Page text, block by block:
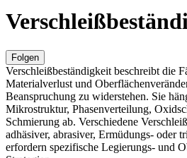
Folgen
Verschleißbeständigkeit beschreibt die
Materialverlust und
Beanspruchung zu widerstehen. Sie
Mikrostruktur, Phasenverteilung,
Schmierung ab. Verschiedene
adhäsiver, abrasiver, Ermüdungs- oder
erfordern spezifische Legierungs- und